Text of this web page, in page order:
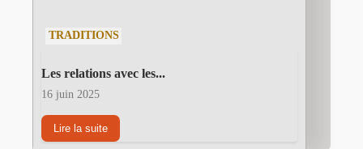
TRADITIONS
Les relations avec les...
16 juin 2025
Lire la suite